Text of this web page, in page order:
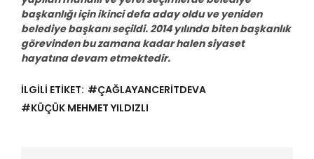
başkanlığı için ikinci defa aday oldu ve yeniden
belediye başkanı seçildi. 2014 yılında biten başkanlık
görevinden bu zamana kadar halen siyaset
hayatına devam etmektedir.
İLGİLİ ETİKET: #ÇAĞLAYANCERİTDEVA
#KÜÇÜK MEHMET YILDIZLI